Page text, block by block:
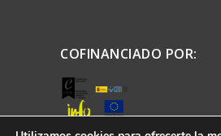
COFINANCIADO POR: